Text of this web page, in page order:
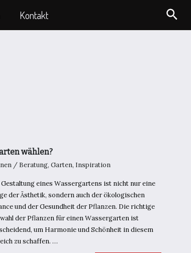
Kontakt
wählen?
/ Beratung, Garten, Inspiration
Gestaltung eines Wassergartens ist nicht nur eine
der Ästhetik, sondern auch der ökologischen
und der Gesundheit der Pflanzen. Die richtige
der Pflanzen für einen Wassergarten ist
um Harmonie und Schönheit in diesem
zu schaffen. …